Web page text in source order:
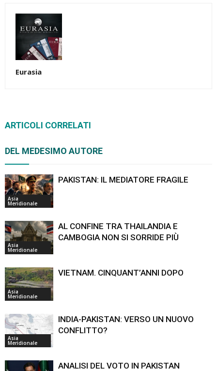
Eurasia
ARTICOLI CORRELATI
DEL MEDESIMO AUTORE
Asia
Meridionale
PAKISTAN: IL MEDIATORE FRAGILE
Asia
Meridionale
AL CONFINE TRA THAILANDIA E
CAMBOGIA NON SI SORRIDE PIÙ
Asia
Meridionale
VIETNAM. CINQUANT’ANNI DOPO
Asia
Meridionale
INDIA-PAKISTAN: VERSO UN NUOVO
CONFLITTO?
ANALISI DEL VOTO IN PAKISTAN